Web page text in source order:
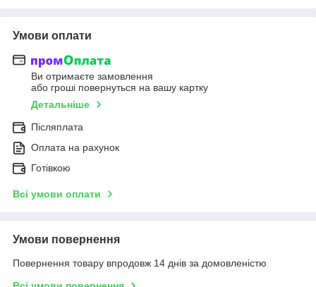
Умови оплати
Ви отримаєте замовлення
або гроші повернуться на вашу картку
Детальніше
Післяплата
Оплата на рахунок
Готівкою
Всі умови оплати
Умови повернення
Повернення товару впродовж 14 днів за домовленістю